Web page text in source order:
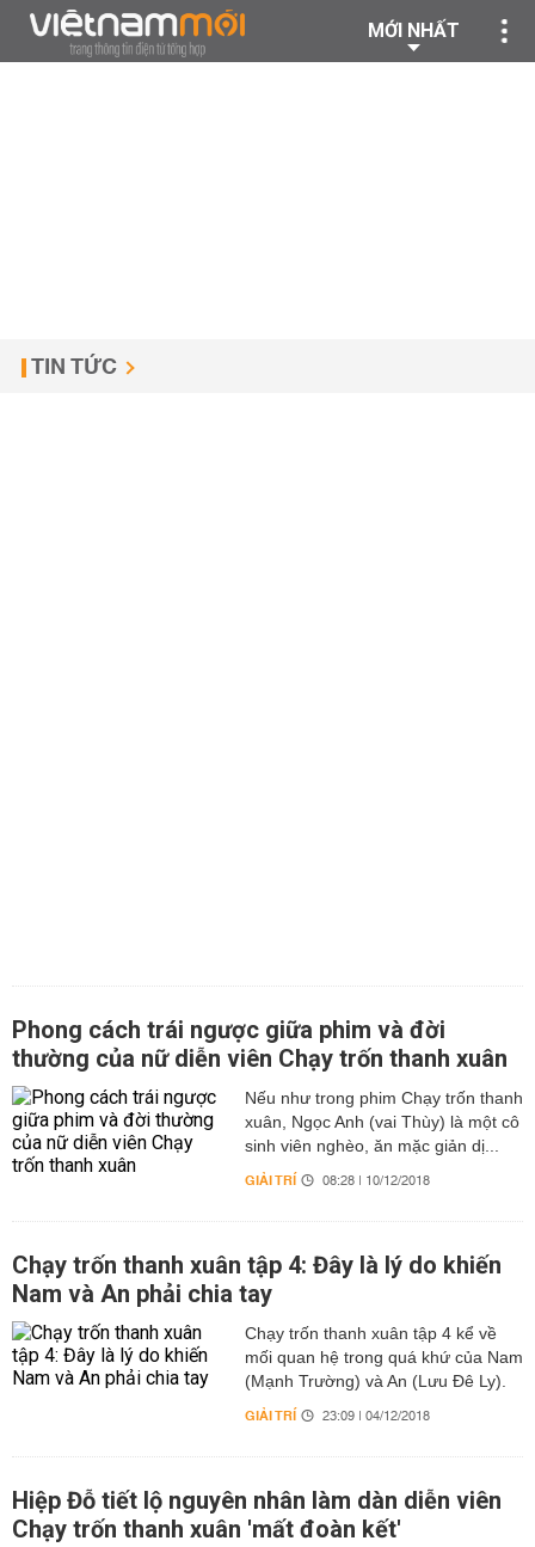
MỚI NHẤT
TIN TỨC
Phong cách trái ngược giữa phim và đời
thường của nữ diễn viên Chạy trốn thanh xuân
Nếu như trong phim Chạy trốn thanh
xuân, Ngọc Anh (vai Thùy) là một cô
sinh viên nghèo, ăn mặc giản dị...
GIẢI TRÍ 08:28 | 10/12/2018
Chạy trốn thanh xuân tập 4: Đây là lý do khiến
Nam và An phải chia tay
Chạy trốn thanh xuân tập 4 kể về
mối quan hệ trong quá khứ của Nam
(Mạnh Trường) và An (Lưu Đê Ly).
GIẢI TRÍ 23:09 | 04/12/2018
Hiệp Đỗ tiết lộ nguyên nhân làm dàn diễn viên
Chạy trốn thanh xuân 'mất đoàn kết'